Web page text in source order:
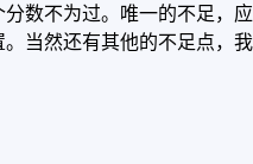
数不为过。唯一的不足，应
当然还有其他的不足点，我